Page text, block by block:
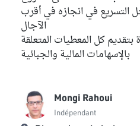
التسريع في انجازه في أقرب
الآجال
بتقديم كل المعطيات المتعلقة
بالإسهامات المالية والجبائية
Mongi Rahoui
Indépendant
Indépendant
Non affilié au
Samia Abbou
Neji Jmal
Bloc Ennahdha
Oussama Sghaier